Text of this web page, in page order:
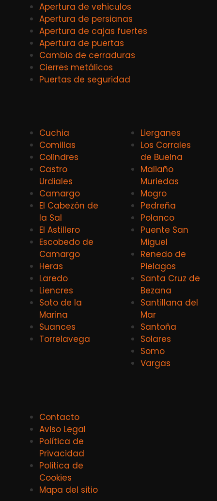
Apertura de vehiculos
Apertura de persianas
Apertura de cajas fuertes
Apertura de puertas
Cambio de cerraduras
Cierres metálicos
Puertas de seguridad
Cuchia
Comillas
Colindres
Castro
Urdiales
Camargo
El Cabezón de
la Sal
El Astillero
Escobedo de
Camargo
Heras
Laredo
Liencres
Soto de la
Marina
Suances
Torrelavega
Lierganes
Los Corrales
de Buelna
Maliaño
Muriedas
Mogro
Pedreña
Polanco
Puente San
Miguel
Renedo de
Pielagos
Santa Cruz de
Bezana
Santillana del
Mar
Santoña
Solares
Somo
Vargas
Contacto
Aviso Legal
Política de
Privacidad
Politica de
Cookies
Mapa del sitio